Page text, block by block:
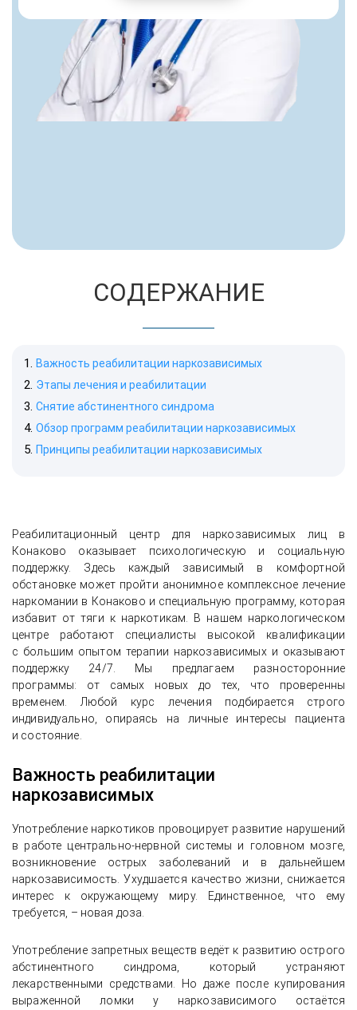
СОДЕРЖАНИЕ
Важность реабилитации наркозависимых
Этапы лечения и реабилитации
Снятие абстинентного синдрома
Обзор программ реабилитации наркозависимых
Принципы реабилитации наркозависимых
Реабилитационный центр для наркозависимых лиц в
Конаково оказывает психологическую и социальную
поддержку. Здесь каждый зависимый в комфортной
обстановке может пройти анонимное комплексное лечение
наркомании в Конаково и специальную программу, которая
избавит от тяги к наркотикам. В нашем наркологическом
центре работают специалисты высокой квалификации
с большим опытом терапии наркозависимых и оказывают
поддержку 24/7. Мы предлагаем разносторонние
программы: от самых новых до тех, что проверенны
временем. Любой курс лечения подбирается строго
индивидуально, опираясь на личные интересы пациента
и состояние.
Важность реабилитации
наркозависимых
Употребление наркотиков провоцирует развитие нарушений
в работе центрально-нервной системы и головном мозге,
возникновение острых заболеваний и в дальнейшем
наркозависимость. Ухудшается качество жизни, снижается
интерес к окружающему миру. Единственное, что ему
требуется, – новая доза.
Употребление запретных веществ ведёт к развитию острого
абстинентного синдрома, который устраняют
лекарственными средствами. Но даже после купирования
выраженной ломки у наркозависимого остаётся